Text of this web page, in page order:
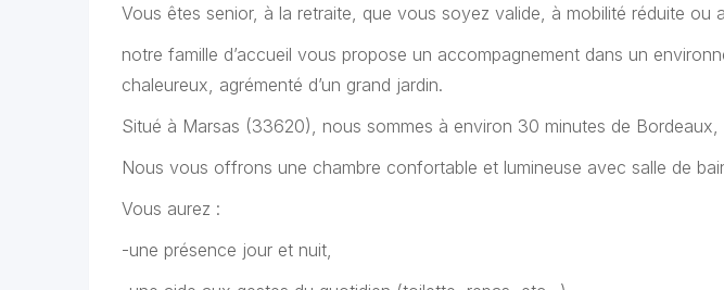
Vous êtes senior, à la retraite, que vous soyez valide, à mobilité réduite ou
notre famille d’accueil vous propose un accompagnement dans un
chaleureux, agrémenté d’un grand jardin.
Situé à Marsas (33620), nous sommes à environ 30 minutes de Bordeaux,
Nous vous offrons une chambre confortable et lumineuse avec salle de
Vous aurez :
-une présence jour et nuit,